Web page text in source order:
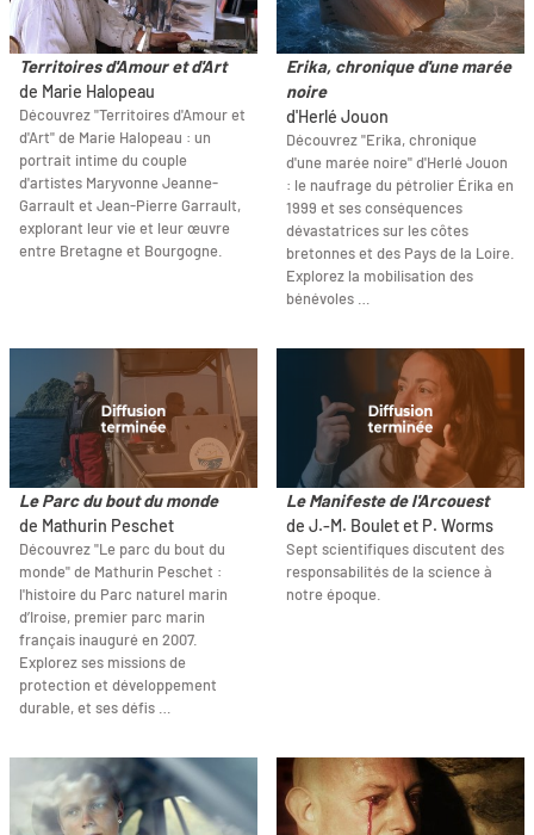
Territoires d'Amour et d'Art
de Marie Halopeau
Découvrez "Territoires d'Amour et
d'Art" de Marie Halopeau : un
portrait intime du couple
d'artistes Maryvonne Jeanne-
Garrault et Jean-Pierre Garrault,
explorant leur vie et leur œuvre
entre Bretagne et Bourgogne.
Erika, chronique d'une marée
noire
d'Herlé Jouon
Découvrez "Erika, chronique
d'une marée noire" d'Herlé Jouon
: le naufrage du pétrolier Érika en
1999 et ses conséquences
dévastatrices sur les côtes
bretonnes et des Pays de la Loire.
Explorez la mobilisation des
bénévoles …
Le Parc du bout du monde
de Mathurin Peschet
Découvrez "Le parc du bout du
monde" de Mathurin Peschet :
l'histoire du Parc naturel marin
d’Iroise, premier parc marin
français inauguré en 2007.
Explorez ses missions de
protection et développement
durable, et ses défis …
Le Manifeste de l'Arcouest
de J.-M. Boulet et P. Worms
Sept scientifiques discutent des
responsabilités de la science à
notre époque.